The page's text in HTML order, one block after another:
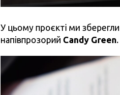
У цьому проєкті ми зберегли
напівпрозорий Candy Green.